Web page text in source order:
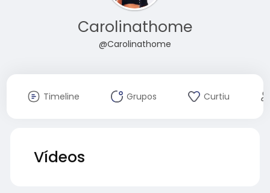
Carolinathome
@Carolinathome
Timeline Grupos Curtiu
Vídeos